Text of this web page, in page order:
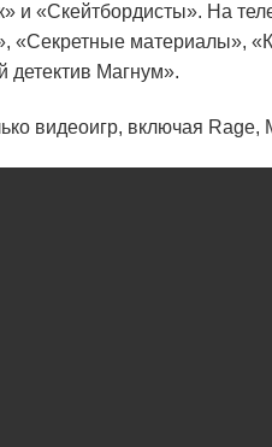
и «Скейтбордисты». На
«Секретные материалы»,
Магнум».
видеоигр, включая Rage,